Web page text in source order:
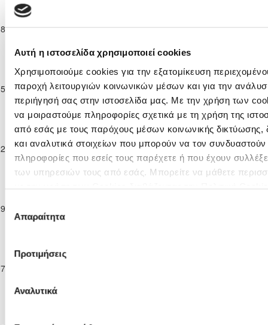
Αυτή η ιστοσελίδα χρησιμοποιεί cookies
Χρησιμοποιούμε cookies για την εξατομίκευση
παροχή λειτουργιών κοινωνικών μέσων και για την
περιήγησή σας στην ιστοσελίδα μας. Με την χρήση των
να μοιραστούμε πληροφορίες σχετικά με τη χρήση της
από εσάς με τους παρόχους μέσων κοινωνικής δικτύωσης,
και αναλυτικά στοιχείων που μπορούν να τον
πληροφορίες που εσείς τους παρέχετε ή που έχουν
των υπηρεσιών τους από εσάς. Μπορείτε να μάθετε
Επιλογή
συγκατάθεσης
Απαραίτητα
Προτιμήσεις
Αναλυτικά
11-2025
Παίδων
2025/26
3 1ΑΣΙΛ ΛΥΣΗΣ 2'
11-2025
Κατηγορία
Παίδων
Κ-16
2025/26
ΠΑΕΕΚ
ΚΕΡΥΝΕΙΑΣ
5 1ΑΚΡΙΤΑΣ
ΧΛΩΡΑΚΑΣ
22'
11-2025
Επίλεκτη
Κατηγορία
Παίδων
Κ-16
2025/26
ΑΚΡΙΤΑΣ
ΧΛΩΡΑΚΑΣ2 0Ε. Ν. ΘΟΙ
ΛΑΚΑΤΑΜΙΑΣ
1'
11-2025
Κ-16
12-2025
Κατηγορία
2025/26